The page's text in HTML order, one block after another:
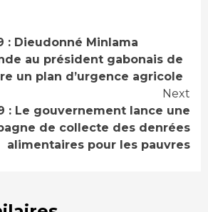
: Dieudonné Minlama
au président gabonais de
un plan d’urgence agricole
Next
: Le gouvernement lance une
de collecte des denrées
alimentaires pour les pauvres